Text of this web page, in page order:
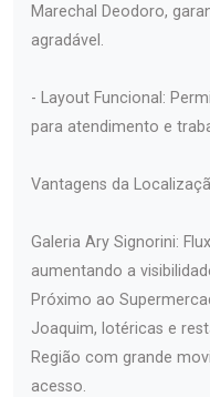
Marechal Deodoro,
agradável.
- Layout Funcional:
para atendimento e
Vantagens da
Galeria Ary Signorini:
aumentando a
Próximo ao
Joaquim, lotéricas e
Região com grande
acesso.